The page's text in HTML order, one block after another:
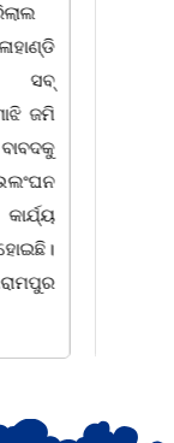
ସୂତ୍ରରୁ
ଉତ୍ତର